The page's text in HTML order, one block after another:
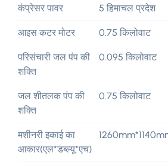
कंप्रेसर पावर 5 हिमाचल प्रदेश
आइस कटर मोटर 0.75 किलोवाट
परिसंचारी जल पंप की
शक्ति
0.095 किलोवाट
जल शीतलक पंप की
शक्ति
0.75 किलोवाट
मशीनरी इकाई का
आकार(एल*डब्ल्यू*एच)
1260